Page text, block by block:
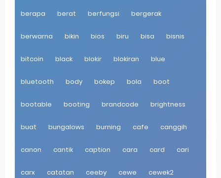
Simpan Profil Ig Dengan Mudah
Aplikasi Togel Android: Solusi Praktis Untuk Pecinta Togel
Siap Video Call, tapi Download Aplikasinya Dulu, Abangku
Thursday, 6 August
berapa berat berfungsi bergerak
berwarna bikin bios biru bisa bisnis
bitcoin black blokir blokiran blue
bluetooth body bokep bola boot
bootable booting brandcode brightness
buat bungalows burning cafe canggih
canon cantik caption cara card cari
carx catatan ceeby cewe cewek2